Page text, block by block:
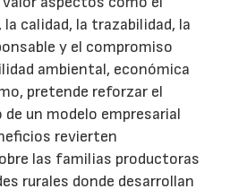
calidad, la trazabilidad, la
y el compromiso
ambiental, económica
pretende reforzar el
un modelo empresarial
revierten
las familias productoras
rurales donde desarrollan